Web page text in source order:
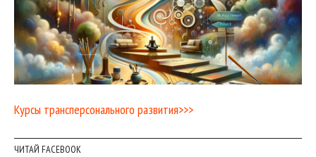
Курсы трансперсонального развития>>>
ЧИТАЙ FACEBOOK